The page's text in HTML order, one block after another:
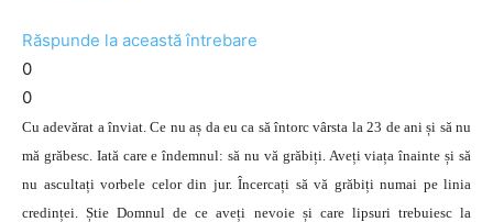
Răspunde la această întrebare
0
0
Cu adevărat a înviat. Ce nu aș da eu ca să întorc vârsta la 23 de ani și să nu
mă grăbesc. Iată care e îndemnul: să nu vă grăbiți. Aveți viața înainte și să
nu ascultați vorbele celor din jur. Încercați să vă grăbiți numai pe linia
credinței. Știe Domnul de ce aveți nevoie și care lipsuri trebuiesc la